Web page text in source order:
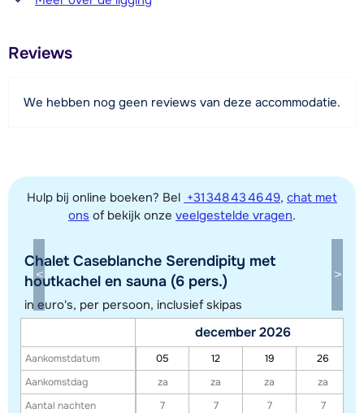
500 meter
Afstand tot restaurant of bar
500 meter
25 - 50 meter
Bekijk kaart
Reviews
We hebben nog geen reviews van deze accommodatie.
Hulp bij online boeken? Bel +31 348 43 46 49, chat met
ons of bekijk onze veelgestelde vragen.
Chalet Caseblanche Serendipity met
houtkachel en sauna (6 pers.)
in euro's, per persoon, inclusief skipas
Aankomstdatum
Aankomstdag
Aantal nachten
december 2026
05 12 19
26
za
za za
za
7
7 7 7